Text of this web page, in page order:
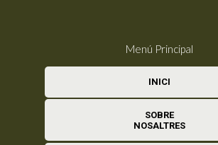
Menú Principal
INICI
SOBRE
NOSALTRES